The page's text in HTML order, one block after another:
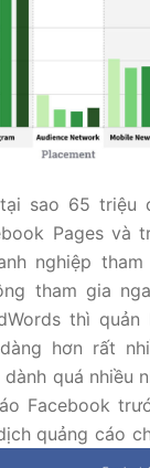
sao 65 triệu
Pages và
nghiệp tham
tham gia
thì quản
hơn rất
quá nhiều
Facebook
quảng cáo